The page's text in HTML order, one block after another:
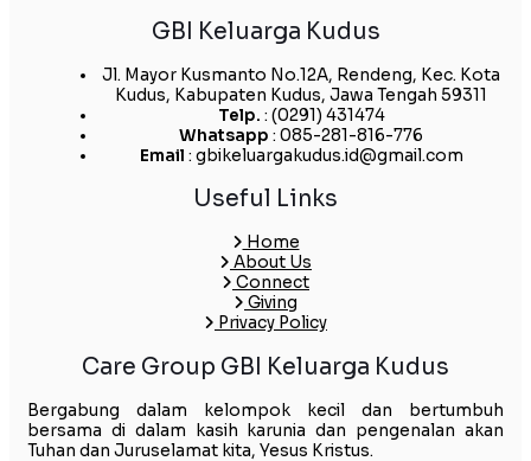
GBI Keluarga Kudus
Jl. Mayor Kusmanto No.12A, Rendeng, Kec. Kota
Kudus, Kabupaten Kudus, Jawa Tengah 59311
Telp. : (0291) 431474
Whatsapp : 085-281-816-776
Email : gbikeluargakudus.id@gmail.com
Useful Links
Home
About Us
Connect
Giving
Privacy Policy
Care Group GBI Keluarga Kudus
Bergabung dalam kelompok kecil dan bertumbuh
bersama di dalam kasih karunia dan pengenalan akan
Tuhan dan Juruselamat kita, Yesus Kristus.